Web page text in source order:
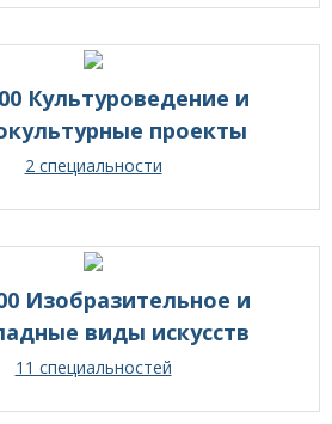
Культуроведение и
проекты
2 специальности
Изобразительное и
виды искусств
11 специальностей